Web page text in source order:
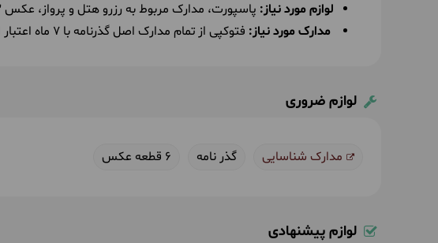
لوازم مورد نیاز: پاسپورت، مدارک مربوط به رزرو هتل و پرواز، عکس 3*4، کارت و مدارک شناسایی، پول نقد
مدارک مورد نیاز: فتوکپی از تمام مدارک اصل گذرنامه با ۷ ماه اعتبار از زمان سفر،
لوازم ضروری
مدارک شناسایی گذر نامه 6 قطعه عکس
لوازم پیشنهادی